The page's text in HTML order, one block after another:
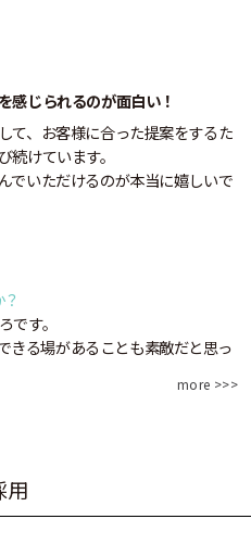
感じられるのが面白い！
て、お客様に合った提案をするた
続けています。
でいただけるのが本当に嬉しいで
です。
きる場があることも素敵だと思っ
more >>>
用